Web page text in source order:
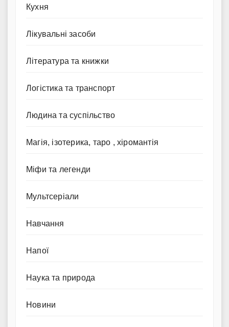
Кухня
Лікувальні засоби
Література та книжки
Логістика та транспорт
Людина та суспільство
Магія, ізотерика, таро , хіромантія
Міфи та легенди
Мультсеріали
Навчання
Напої
Наука та природа
Новини